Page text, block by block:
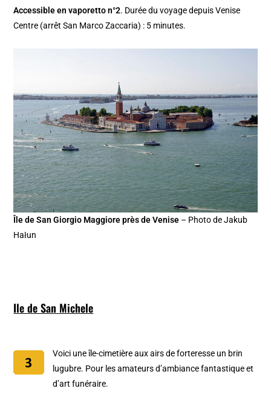
Accessible en vaporetto n°2. Durée du voyage depuis Venise
Centre (arrêt San Marco Zaccaria) : 5 minutes.
Île de San Giorgio Maggiore près de Venise – Photo de Jakub
Hałun
Ile de San Michele
Voici une île-cimetière aux airs de forteresse un brin
lugubre. Pour les amateurs d’ambiance fantastique et
d’art funéraire.